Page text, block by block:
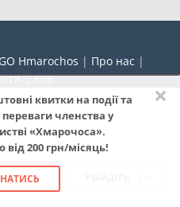
×
квитки на події та
членства у
«Хмарочоса».
від 200 грн/місяць!
Hmarochos | Про нас |
|RSS